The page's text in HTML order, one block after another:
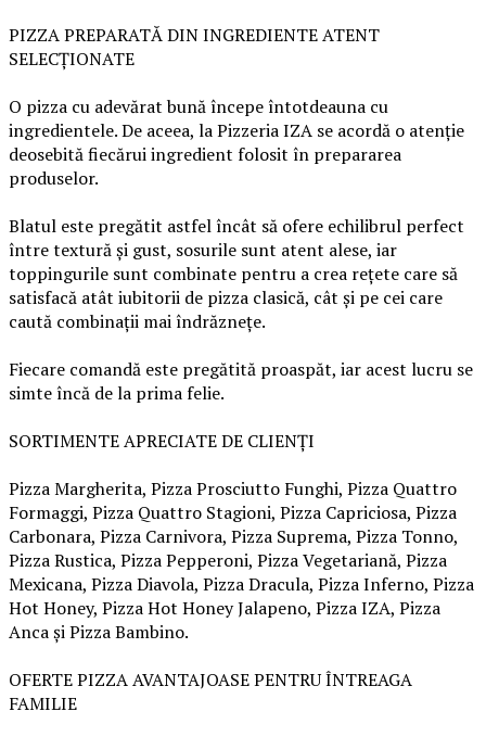
PIZZA PREPARATĂ DIN INGREDIENTE ATENT
SELECȚIONATE
O pizza cu adevărat bună începe întotdeauna cu
ingredientele. De aceea, la Pizzeria IZA se acordă o atenție
deosebită fiecărui ingredient folosit în prepararea
produselor.
Blatul este pregătit astfel încât să ofere echilibrul perfect
între textură și gust, sosurile sunt atent alese, iar
toppingurile sunt combinate pentru a crea rețete care să
satisfacă atât iubitorii de pizza clasică, cât și pe cei care
caută combinații mai îndrăznețe.
Fiecare comandă este pregătită proaspăt, iar acest lucru se
simte încă de la prima felie.
SORTIMENTE APRECIATE DE CLIENȚI
Pizza Margherita, Pizza Prosciutto Funghi, Pizza Quattro
Formaggi, Pizza Quattro Stagioni, Pizza Capriciosa, Pizza
Carbonara, Pizza Carnivora, Pizza Suprema, Pizza Tonno,
Pizza Rustica, Pizza Pepperoni, Pizza Vegetariană, Pizza
Mexicana, Pizza Diavola, Pizza Dracula, Pizza Inferno, Pizza
Hot Honey, Pizza Hot Honey Jalapeno, Pizza IZA, Pizza
Anca și Pizza Bambino.
OFERTE PIZZA AVANTAJOASE PENTRU ÎNTREAGA
FAMILIE